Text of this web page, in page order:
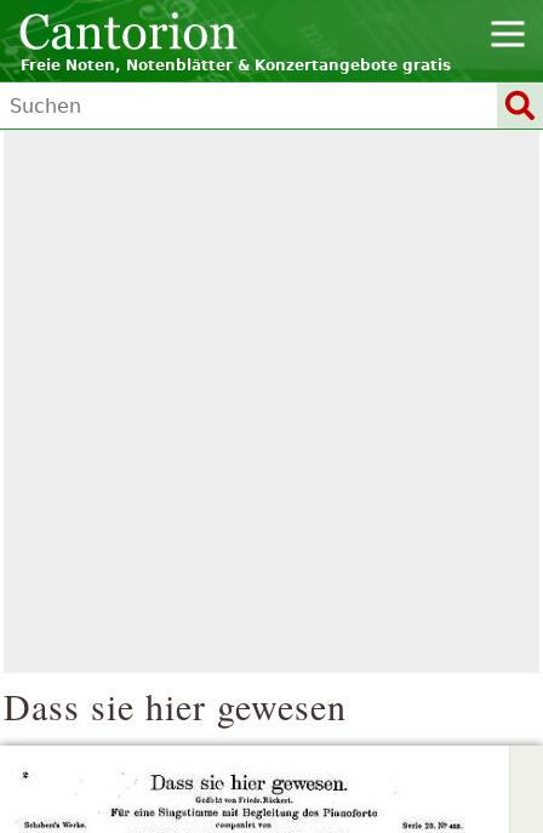
Freie Noten, Notenblätter & Konzertangebote gratis
Dass sie hier gewesen